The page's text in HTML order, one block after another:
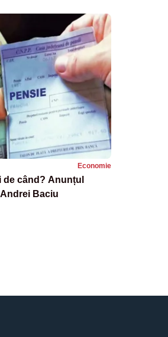
Economie
când? Anunțul
Baciu